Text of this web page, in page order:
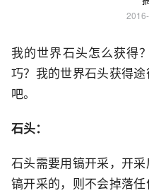
我的世界石头怎么获得
巧？我的世界石头获得
吧。
石头：
石头需要用镐开采，开
镐开采的，则不会掉落